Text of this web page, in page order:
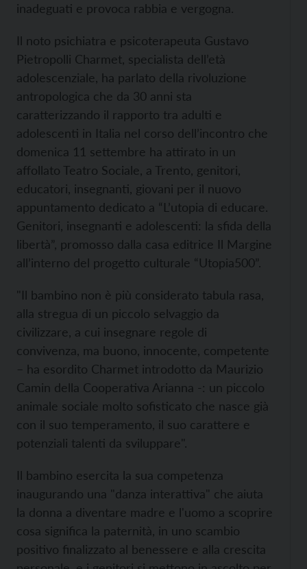
inadeguati e provoca rabbia e vergogna.
Il noto psichiatra e psicoterapeuta Gustavo
Pietropolli Charmet, specialista dell’età
adolescenziale, ha parlato della rivoluzione
antropologica che da 30 anni sta
caratterizzando il rapporto tra adulti e
adolescenti in Italia nel corso dell’incontro che
domenica 11 settembre ha attirato in un
affollato Teatro Sociale, a Trento, genitori,
educatori, insegnanti, giovani per il nuovo
appuntamento dedicato a “L’utopia di educare.
Genitori, insegnanti e adolescenti: la sfida della
libertà”, promosso dalla casa editrice Il Margine
all’interno del progetto culturale “Utopia500”.
"Il bambino non è più considerato tabula rasa,
alla stregua di un piccolo selvaggio da
civilizzare, a cui insegnare regole di
convivenza, ma buono, innocente, competente
– ha esordito Charmet introdotto da Maurizio
Camin della Cooperativa Arianna -: un piccolo
animale sociale molto sofisticato che nasce già
con il suo temperamento, il suo carattere e
potenziali talenti da sviluppare".
Il bambino esercita la sua competenza
inaugurando una "danza interattiva" che aiuta
la donna a diventare madre e l'uomo a scoprire
cosa significa la paternità, in uno scambio
positivo finalizzato al benessere e alla crescita